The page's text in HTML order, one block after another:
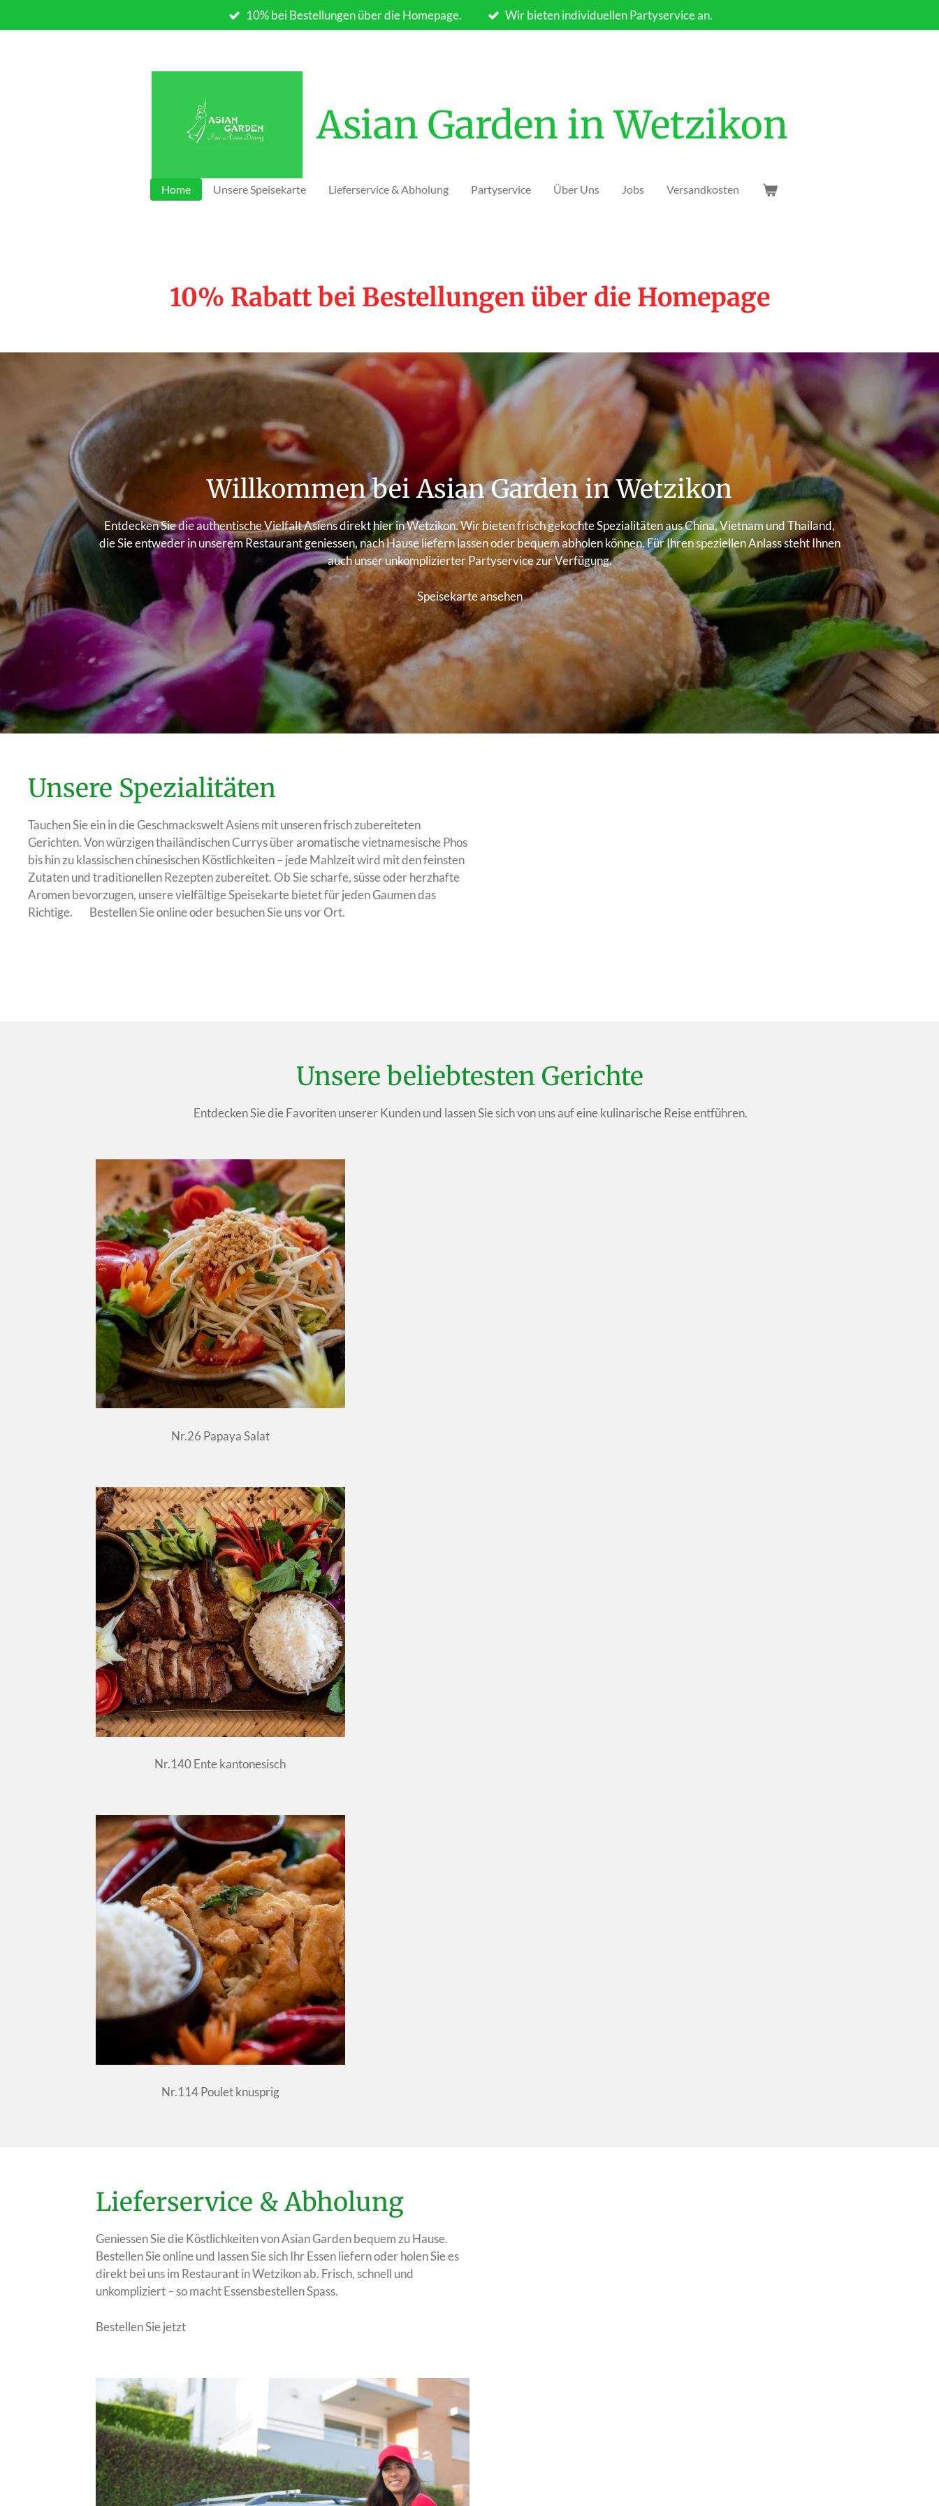
Hauptinhalt
10% bei Bestellungen über die Homepage. Wir bieten individuellen Partyservice an.
Asian Garden in Wetzikon
Home Unsere Speisekarte Lieferservice & Abholung Partyservice Über Uns Jobs Versandkosten
10% Rabatt bei Bestellungen über die Homepage
Willkommen bei Asian Garden in Wetzikon
Entdecken Sie die authentische Vielfalt Asiens direkt hier in Wetzikon. Wir bieten frisch gekochte Spezialitäten aus China, Vietnam und Thailand,
die Sie entweder in unserem Restaurant geniessen, nach Hause liefern lassen oder bequem abholen können. Für Ihren speziellen Anlass steht Ihnen
auch unser unkomplizierter Partyservice zur Verfügung.
Speisekarte ansehen
Unsere Spezialitäten
Tauchen Sie ein in die Geschmackswelt Asiens mit unseren frisch zubereiteten
Gerichten. Von würzigen thailändischen Currys über aromatische vietnamesische Phos
bis hin zu klassischen chinesischen Köstlichkeiten – jede Mahlzeit wird mit den feinsten
Zutaten und traditionellen Rezepten zubereitet. Ob Sie scharfe, süsse oder herzhafte
Aromen bevorzugen, unsere vielfältige Speisekarte bietet für jeden Gaumen das
Richtige. Bestellen Sie online oder besuchen Sie uns vor Ort.
Unsere beliebtesten Gerichte
Entdecken Sie die Favoriten unserer Kunden und lassen Sie sich von uns auf eine kulinarische Reise entführen.
Nr.26 Papaya Salat
Nr.140 Ente kantonesisch
Nr.114 Poulet knusprig
Lieferservice & Abholung
Geniessen Sie die Köstlichkeiten von Asian Garden bequem zu Hause.
Bestellen Sie online und lassen Sie sich Ihr Essen liefern oder holen Sie es
direkt bei uns im Restaurant in Wetzikon ab. Frisch, schnell und
unkompliziert – so macht Essensbestellen Spass.
Bestellen Sie jetzt